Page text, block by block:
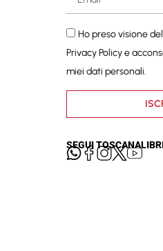
Ho preso visione
Privacy Policye
miei dati personali.
SEGUI